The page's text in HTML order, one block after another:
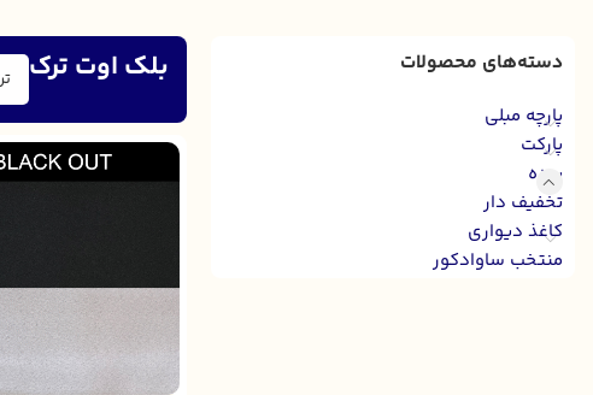
دسته‌های محصولات
پارچه مبلی
پارکت
پرده
تخفیف دار
کاغذ دیواری
منتخب ساوادکور
بلک اوت ترک